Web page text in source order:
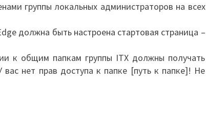
группы локальных администраторов на всех
должна быть настроена стартовая страница –
к общим папкам группы ITX должны получать
нет прав доступа к папке [путь к папке]! Не